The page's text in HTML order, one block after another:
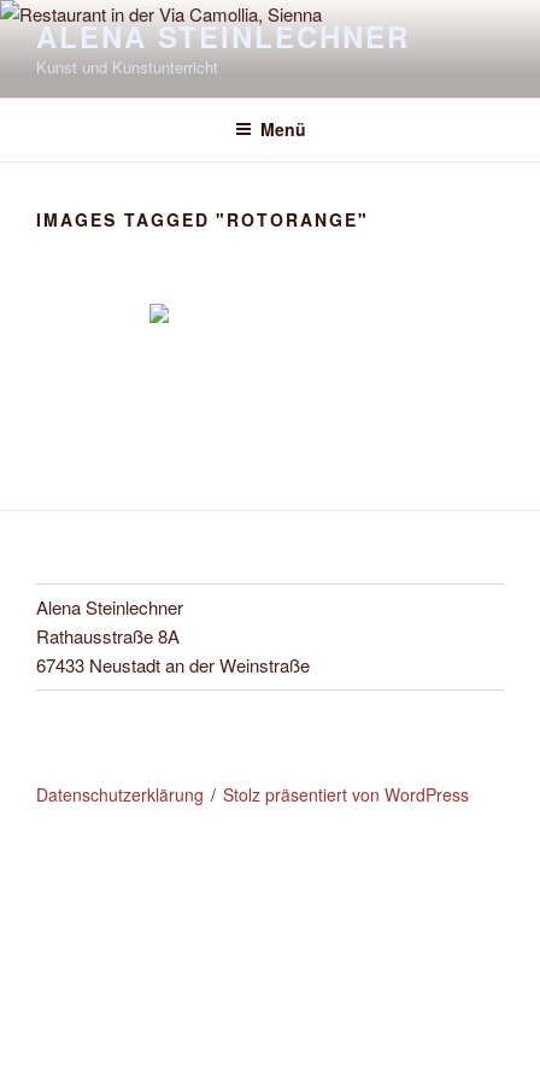
Zum
Inhalt
springen
ALENA STEINLECHNER
Kunst und Kunstunterricht
Menü
IMAGES TAGGED "ROTORANGE"
Alena Steinlechner
Rathausstraße 8A
67433 Neustadt an der Weinstraße
Datenschutzerklärung Stolz präsentiert von WordPress